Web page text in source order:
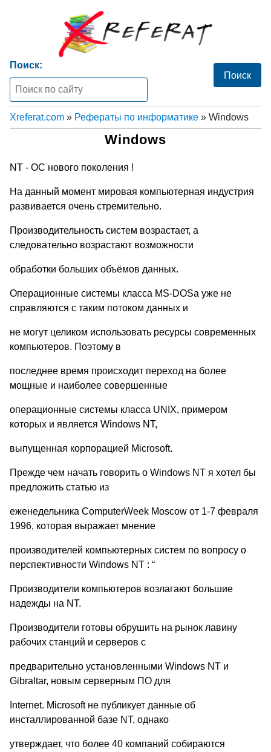
Поиск:
Xreferat.com » Рефераты по информатике » Windows
Windows
NT - OC нового поколения !
На данный момент мировая компьютерная индустрия
развивается очень стремительно.
Производительность систем возрастает, а
следовательно возрастают возможности
обработки больших объёмов данных.
Операционные системы класса MS-DOSа уже не
справляются с таким потоком данных и
не могут целиком использовать ресурсы современных
компьютеров. Поэтому в
последнее время происходит переход на более
мощные и наиболее совершенные
операционные системы класса UNIX, примером
которых и является Windows NT,
выпущенная корпорацией Microsoft.
Прежде чем начать говорить о Windows NT я хотел бы
предложить статью из
еженедельника ComputerWeek Moscow от 1-7 февраля
1996, которая выражает мнение
производителей компьютерных систем по вопросу о
перспективности Windows NT : “
Производители компьютеров возлагают большие
надежды на NT.
Производители готовы обрушить на рынок лавину
рабочих станций и серверов с
предварительно установленными Windows NT и
Gibraltar, новым серверным ПО для
Internet. Microsoft не публикует данные об
инсталлированной базе NT, однако
утверждает, что более 40 компаний собираются